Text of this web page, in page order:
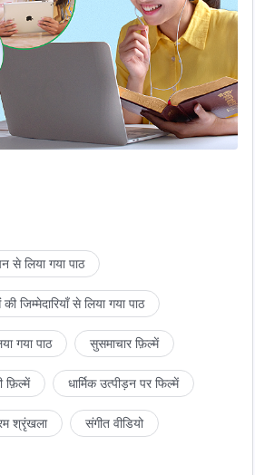
लिया गया पाठ
से लिया गया पाठ
गया पाठ सुसमाचार फ़िल्में
फ़िल्में धार्मिक उत्पीड़न पर फिल्में
श्रृंखला संगीत वीडियो